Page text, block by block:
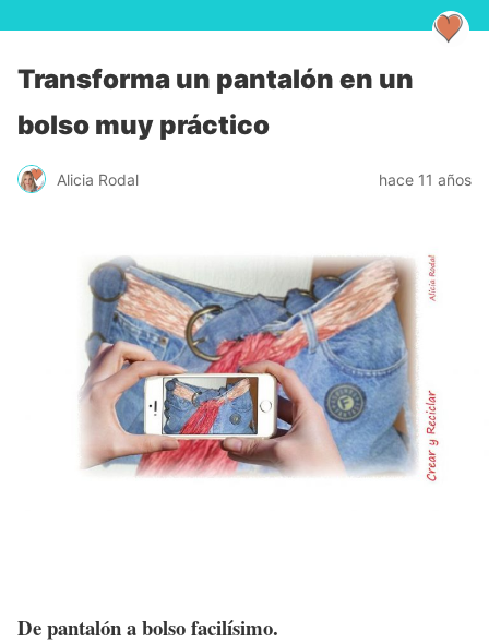
Transforma un pantalón en un
bolso muy práctico
Alicia Rodal hace 11 años
De pantalón a bolso facilísimo.